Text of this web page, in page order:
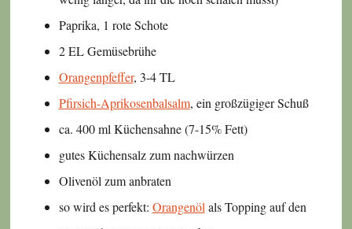
Paprika, 1 rote Schote
2 EL Gemüsebrühe
Orangenpfeffer, 3-4 TL
Pfirsich-Aprikosenbalsalm, ein großzügiger Schuß
ca. 400 ml Küchensahne (7-15% Fett)
gutes Küchensalz zum nachwürzen
Olivenöl zum anbraten
so wird es perfekt: Orangenöl als Topping auf den